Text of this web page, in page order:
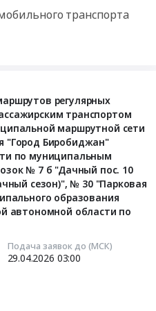
транспорта
регулярных
транспортом
маршрутной сети
"Город Биробиджан"
по муниципальным
№ 7 б "Дачный пос. 10
сезон)", № 30 "Парковая
образования
автономной области по
Подача заявок до (МСК)
29.04.2026 03:00